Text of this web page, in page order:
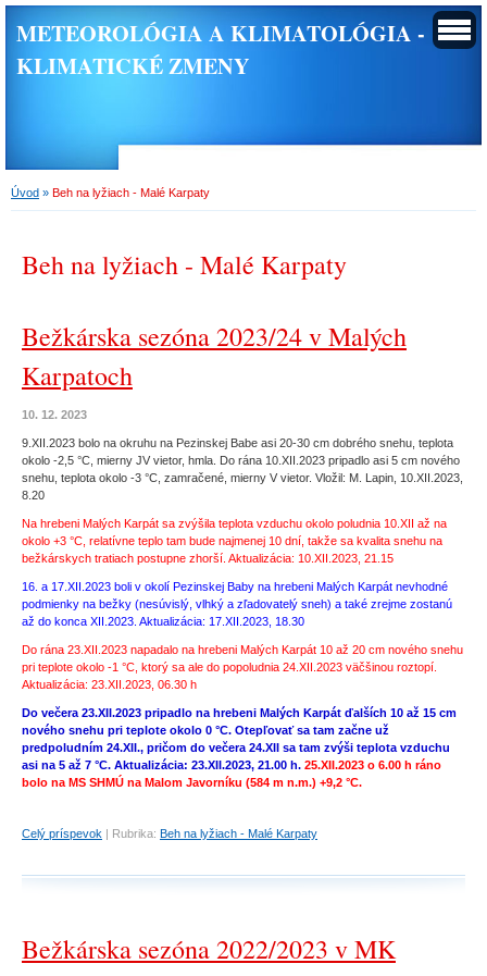
METEOROLÓGIA A KLIMATOLÓGIA -
KLIMATICKÉ ZMENY
Úvod » Beh na lyžiach - Malé Karpaty
Beh na lyžiach - Malé Karpaty
Bežkárska sezóna 2023/24 v Malých
Karpatoch
10. 12. 2023
9.XII.2023 bolo na okruhu na Pezinskej Babe asi 20-30 cm dobrého snehu, teplota
okolo -2,5 °C, mierny JV vietor, hmla. Do rána 10.XII.2023 pripadlo asi 5 cm nového
snehu, teplota okolo -3 °C, zamračené, mierny V vietor. Vložil: M. Lapin, 10.XII.2023,
8.20
Na hrebeni Malých Karpát sa zvýšila teplota vzduchu okolo poludnia 10.XII až na
okolo +3 °C, relatívne teplo tam bude najmenej 10 dní, takže sa kvalita snehu na
bežkárskych tratiach postupne zhorší. Aktualizácia: 10.XII.2023, 21.15
16. a 17.XII.2023 boli v okolí Pezinskej Baby na hrebeni Malých Karpát nevhodné
podmienky na bežky (nesúvislý, vlhký a zľadovatelý sneh) a také zrejme zostanú
až do konca XII.2023. Aktualizácia: 17.XII.2023, 18.30
​Do rána 23.XII.2023 napadalo na hrebeni Malých Karpát 10 až 20 cm nového snehu
pri teplote okolo -1 °C, ktorý sa ale do popoludnia 24.XII.2023 väčšinou roztopí.
Aktualizácia: 23.XII.2023, 06.30 h
Do večera 23.XII.2023 pripadlo na hrebeni Malých Karpát ďalších 10 až 15 cm
nového snehu pri teplote okolo 0 °C. Otepľovať sa tam začne už
predpoludním 24.XII., pričom do večera 24.XII sa tam zvýši teplota vzduchu
asi na 5 až 7 °C. Aktualizácia: 23.XII.2023, 21.00 h. 25.XII.2023 o 6.00 h ráno
bolo na MS SHMÚ na Malom Javorníku (584 m n.m.) +9,2 °C.
Celý príspevok | Rubrika: Beh na lyžiach - Malé Karpaty
Bežkárska sezóna 2022/2023 v MK